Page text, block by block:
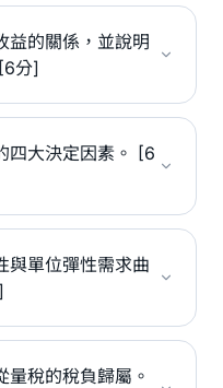
益的關係，並說明
分]
四大決定因素。 [6
與單位彈性需求曲
稅的稅負歸屬。